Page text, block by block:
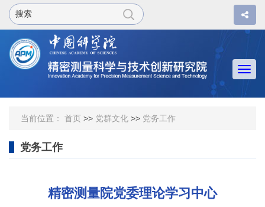
当前位置： 首页 >> 党群文化 >> 党务工作
党务工作
精密测量院党委理论学习中心